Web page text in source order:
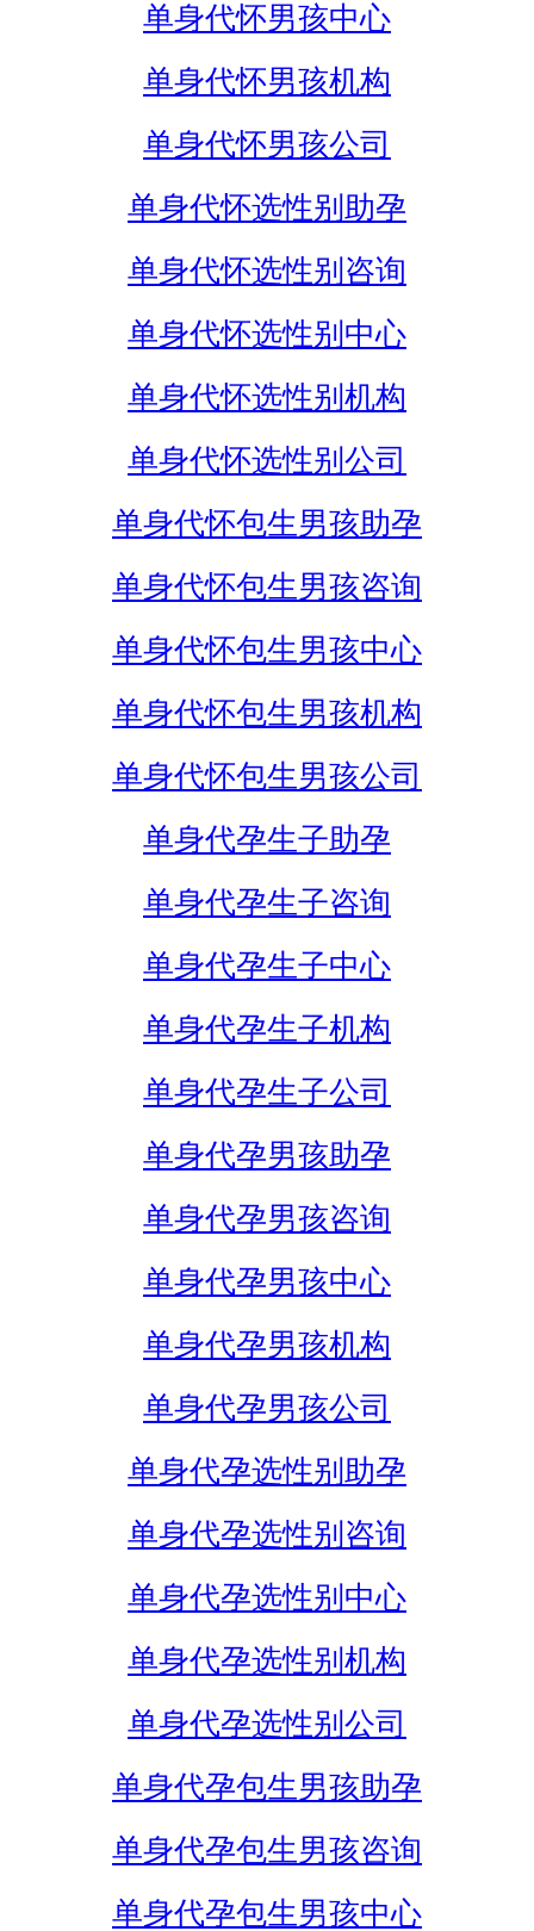
单身代怀男孩中心
单身代怀男孩机构
单身代怀男孩公司
单身代怀选性别助孕
单身代怀选性别咨询
单身代怀选性别中心
单身代怀选性别机构
单身代怀选性别公司
单身代怀包生男孩助孕
单身代怀包生男孩咨询
单身代怀包生男孩中心
单身代怀包生男孩机构
单身代怀包生男孩公司
单身代孕生子助孕
单身代孕生子咨询
单身代孕生子中心
单身代孕生子机构
单身代孕生子公司
单身代孕男孩助孕
单身代孕男孩咨询
单身代孕男孩中心
单身代孕男孩机构
单身代孕男孩公司
单身代孕选性别助孕
单身代孕选性别咨询
单身代孕选性别中心
单身代孕选性别机构
单身代孕选性别公司
单身代孕包生男孩助孕
单身代孕包生男孩咨询
单身代孕包生男孩中心